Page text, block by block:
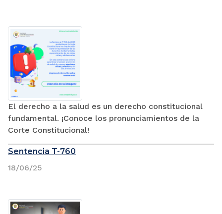
El derecho a la salud es un derecho constitucional
fundamental. ¡Conoce los pronunciamientos de la
Corte Constitucional!
Sentencia T-760
18/06/25